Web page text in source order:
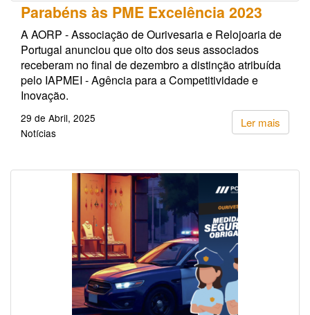
Parabéns às PME Excelência 2023
A AORP - Associação de Ourivesaria e Relojoaria de
Portugal anunciou que oito dos seus associados
receberam no final de dezembro a distinção atribuída
pelo IAPMEI - Agência para a Competitividade e
Inovação.
Ler mais
29 de Abril, 2025
Notícias